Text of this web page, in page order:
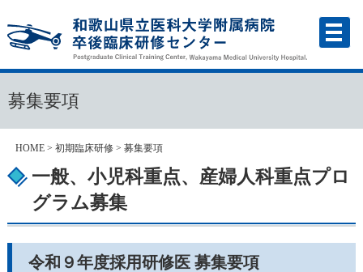
募集要項
HOME> 初期臨床研修> 募集要項
一般、小児科重点、産婦人科重点プロ
グラム募集
令和９年度採用研修医 募集要項